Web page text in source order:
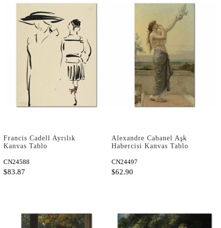
Francis Cadell Ayrılık
Kanvas Tablo
CN24588
$83.87
Alexandre Cabanel Aşk
Habercisi Kanvas Tablo
CN24497
$62.90